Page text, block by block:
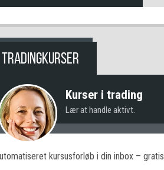
TRADINGKURSER
Kurser i trading
Lær at handle aktivt.
kursusforløb i din inbox – gratis